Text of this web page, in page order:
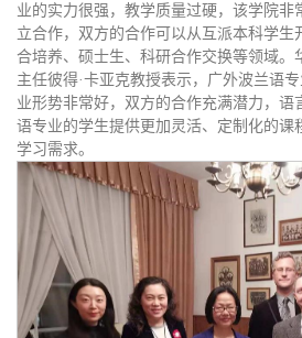
业的实力很强，教学质量过硬，该学院非
立合作，双方的合作可以从互派本科学生
合培养、硕士生、科研合作交换等领域。
主任彼得·卡亚克教授表示，广外波兰语
业形势非常好，双方的合作充满潜力，语
语专业的学生提供更加灵活、定制化的课
学习需求。